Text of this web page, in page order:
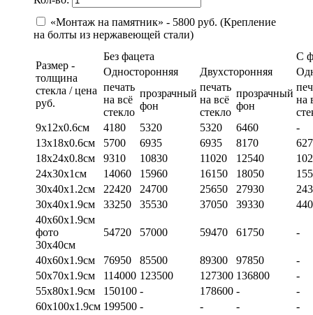
«Монтаж на памятник» - 5800 руб. (Крепление
на болты из нержавеющей стали)
Размер -
толщина
стекла / цена
руб.
Без фацета
С
Односторонняя
Двухсторонняя
печать
на всё
стекло
прозрачный
фон
печать
на всё
стекло
прозрачный
фон
на
9х12х0.6см
4180 5320 5320 6460
-
13х18х0.6см
5700 6935 6935 8170
18х24х0.8см
9310 10830 11020 12540
24х30х1см
14060 15960 16150 18050
30х40х1.2см
22420 24700 25650 27930
30х40х1.9см
33250 35530 37050 39330
40х60х1.9см
фото
30х40см
54720 57000 59470 61750 -
40х60х1.9см 76950 85500 89300 97850
-
50х70х1.9см
114000 123500 127300 136800
-
55х80х1.9см
150100 - 178600 -
-
60х100х1.9см 199500 - - -
-